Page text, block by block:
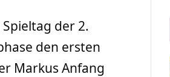
der 2.
den ersten
Markus Anfang